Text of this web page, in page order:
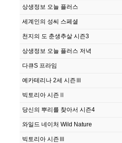
상생정보 오늘 플러스
세계인의 성씨 스페셜
천지의 도 춘생추살 시즌3
상생정보 오늘 플러스 저녁
다큐S 프라임
예카테리나 2세 시즌Ⅲ
빅토리아 시즌Ⅱ
당신의 뿌리를 찾아서 시즌4
와일드 네이처 Wild Nature
빅토리아 시즌Ⅲ